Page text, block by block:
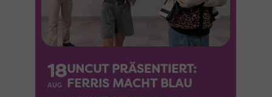
18
AUG
UNCUT PRÄSENTIERT:
FERRIS MACHT BLAU